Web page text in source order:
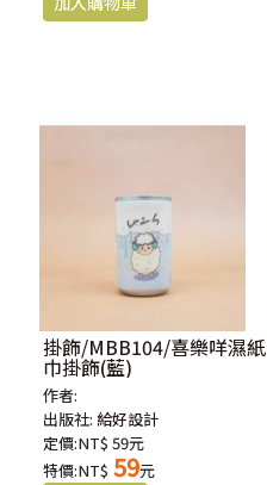
掛飾/MBB104/喜樂咩濕紙
巾掛飾(藍)
作者:
出版社: 給好設計
定價:NT$ 59元
特價:NT$ 59元